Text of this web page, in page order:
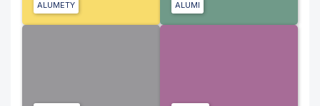
ALUMETY ALUMI